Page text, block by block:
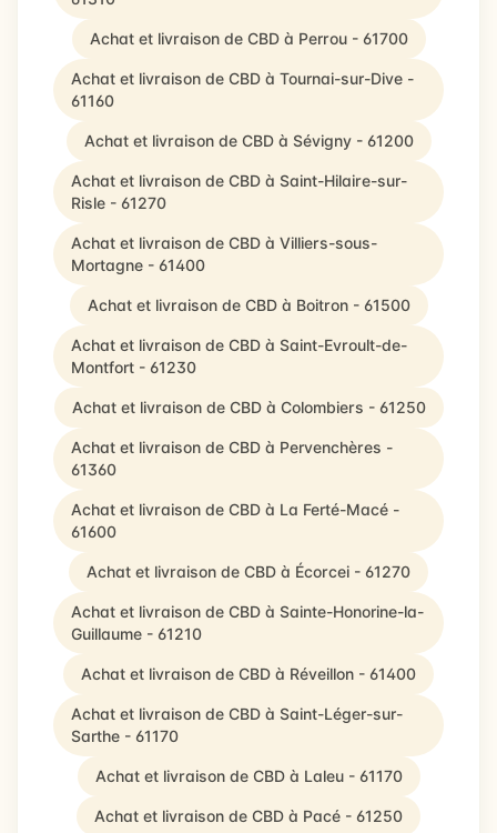
Achat et livraison de CBD à Perrou - 61700
Achat et livraison de CBD à Tournai-sur-Dive -
61160
Achat et livraison de CBD à Sévigny - 61200
Achat et livraison de CBD à Saint-Hilaire-sur-
Risle - 61270
Achat et livraison de CBD à Villiers-sous-
Mortagne - 61400
Achat et livraison de CBD à Boitron - 61500
Achat et livraison de CBD à Saint-Evroult-de-
Montfort - 61230
Achat et livraison de CBD à Colombiers - 61250
Achat et livraison de CBD à Pervenchères -
61360
Achat et livraison de CBD à La Ferté-Macé -
61600
Achat et livraison de CBD à Écorcei - 61270
Achat et livraison de CBD à Sainte-Honorine-la-
Guillaume - 61210
Achat et livraison de CBD à Réveillon - 61400
Achat et livraison de CBD à Saint-Léger-sur-
Sarthe - 61170
Achat et livraison de CBD à Laleu - 61170
Achat et livraison de CBD à Pacé - 61250